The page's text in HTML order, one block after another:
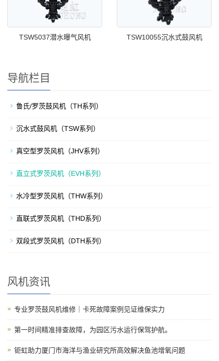
TSW5037潜水曝气风机 TSW10055沉水式鼓风机
导航栏目
鲁氏/罗茨鼓风机（TH系列）
沉水式鼓风机（TSW系列）
真空型罗茨风机（JHV系列）
直立式罗茨风机（EVH系列）
水冷型罗茨风机（THW系列）
直联式罗茨风机（THD系列）
双段式罗茨风机（DTH系列）
风机资讯
专业罗茨鼓风机维修｜卡死故障案例见证维保实力
第一时间精准排查故障，为园区污水运行保驾护航。
钜虹助力厦门市海洋与渔业研究所高效解决鱼池增氧问题